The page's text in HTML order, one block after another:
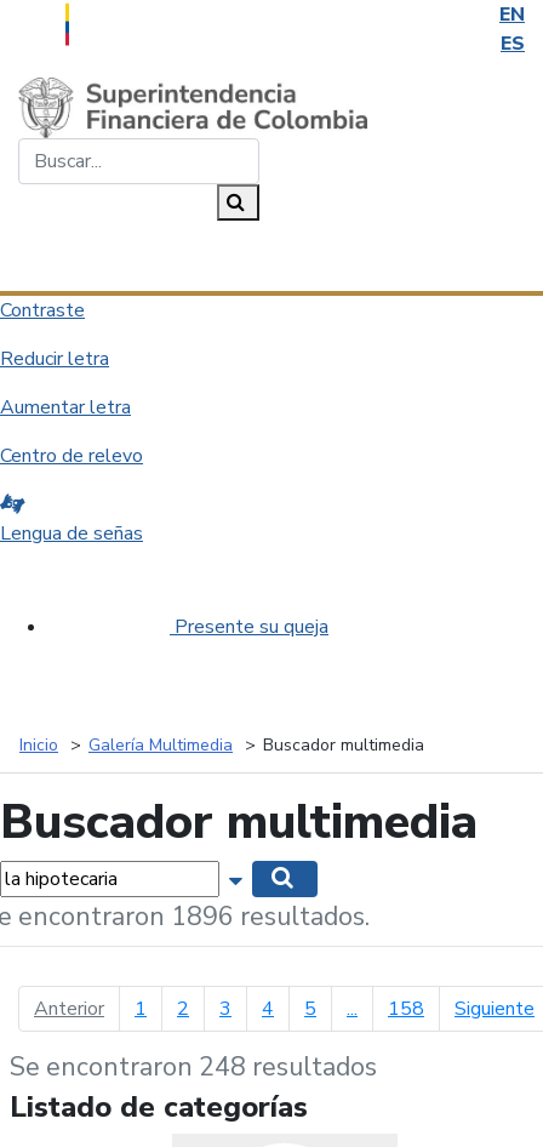
EN
ES
Saltar al contenido principal
Contraste
Reducir letra
Aumentar letra
Centro de relevo
Lengua de señas
Presente su queja
Inicio Galería Multimedia Buscador multimedia
Buscador multimedia
Mostrar opciones de búsqueda
encontraron 1896 resultados.
Anteriorpágina anterior
1 2 3 4 5 ... 158 Siguiente
Se encontraron 248 resultados
Listado de categorías